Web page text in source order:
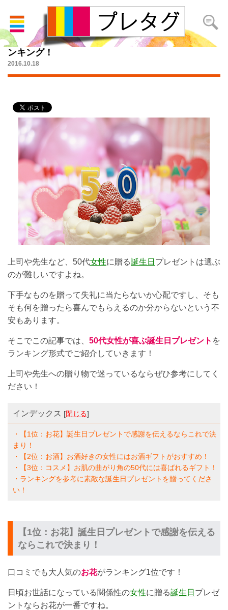
上司・先生に！50代女性が喜ぶ誕生日プレゼントラ
ンキング！
2016.10.18
上司や先生など、50代女性に贈る誕生日 プレゼントは選ぶ
のが難しいですよね。
下手なものを贈って失礼に当たらないか心配ですし、そも
そも何を贈ったら喜んでもらえるのか分からないという不
安もあります。
そこでこの記事では、 50代女性が喜ぶ誕生日プレゼント を
ランキング形式でご紹介していきます！
上司や先生への贈り物で迷っているならぜひ参考にしてく
ださい！
インデックス [閉じる]
・【1位：お花】誕生日プレゼントで感謝を伝えるならこれで決
まり！
・【2位：お酒】お酒好きの女性にはお酒ギフトがおすすめ！
・【3位：コスメ】お肌の曲がり角の50代には喜ばれるギフト！
・ランキングを参考に素敵な誕生日プレゼントを贈ってくださ
い！
【1位：お花】誕生日プレゼントで感謝を伝える
ならこれで決まり！
口コミでも大人気のお花がランキング1位です！
日頃お世話になっている関係性の女性に贈る誕生日 プレゼ
ントならお花が一番ですね。